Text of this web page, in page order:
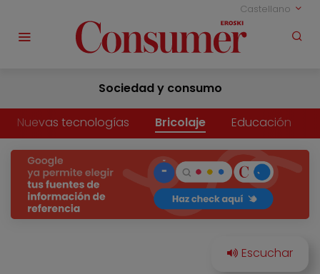
Castellano
Sociedad y consumo
Nuevas tecnologías Bricolaje Educación